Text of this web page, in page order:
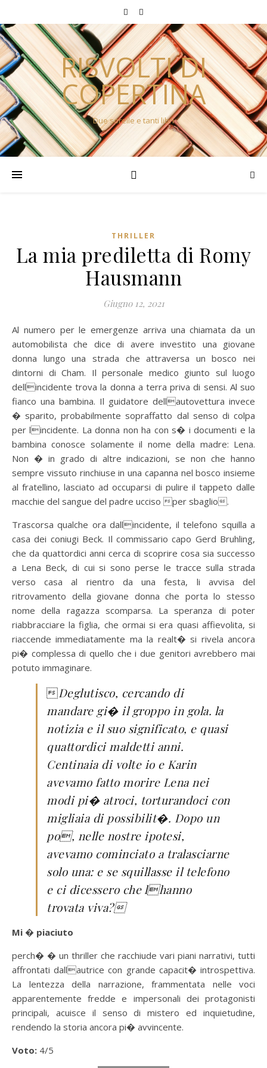
RISVOLTI DI
COPERTINA
Due sorelle e tanti libri
THRILLER
La mia prediletta di Romy
Hausmann
Giugno 12, 2021
Al numero per le emergenze arriva una chiamata da un
automobilista che dice di avere investito una giovane
donna lungo una strada che attraversa un bosco nei
dintorni di Cham. Il personale medico giunto sul luogo
dellincidente trova la donna a terra priva di sensi. Al suo
fianco una bambina. Il guidatore dellautovettura invece
� sparito, probabilmente sopraffatto dal senso di colpa
per lincidente. La donna non ha con s� i documenti e la
bambina conosce solamente il nome della madre: Lena.
Non � in grado di altre indicazioni, se non che hanno
sempre vissuto rinchiuse in una capanna nel bosco insieme
al fratellino, lasciato ad occuparsi di pulire il tappeto dalle
macchie del sangue del padre ucciso per sbaglio.
Trascorsa qualche ora dallincidente, il telefono squilla a
casa dei coniugi Beck. Il commissario capo Gerd Bruhling,
che da quattordici anni cerca di scoprire cosa sia successo
a Lena Beck, di cui si sono perse le tracce sulla strada
verso casa al rientro da una festa, li avvisa del
ritrovamento della giovane donna che porta lo stesso
nome della ragazza scomparsa. La speranza di poter
riabbracciare la figlia, che ormai si era quasi affievolita, si
riaccende immediatamente ma la realt� si rivela ancora
pi� complessa di quello che i due genitori avrebbero mai
potuto immaginare.
Deglutisco, cercando di
mandare gi� il groppo in gola. la
notizia e il suo significato, e quasi
quattordici maldetti anni.
Centinaia di volte io e Karin
avevamo fatto morire Lena nei
modi pi� atroci, torturandoci con
migliaia di possibilit�. Dopo un
po, nelle nostre ipotesi,
avevamo cominciato a tralasciarne
solo una: e se squillasse il telefono
e ci dicessero che lhanno
trovata viva?
Mi � piaciuto
perch� � un thriller che racchiude vari piani narrativi, tutti
affrontati dallautrice con grande capacit� introspettiva.
La lentezza della narrazione, frammentata nelle voci
apparentemente fredde e impersonali dei protagonisti
principali, acuisce il senso di mistero ed inquietudine,
rendendo la storia ancora pi� avvincente.
Voto: 4/5